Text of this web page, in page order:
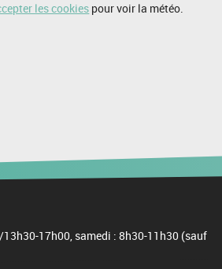
les cookies pour voir la météo.
17h00, samedi : 8h30-11h30 (sauf